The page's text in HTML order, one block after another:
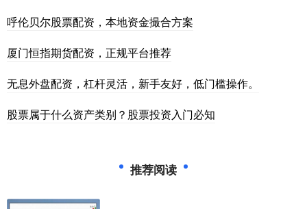
呼伦贝尔股票配资，本地资金撮合方案
厦门恒指期货配资，正规平台推荐
无息外盘配资，杠杆灵活，新手友好，低门槛操作。
股票属于什么资产类别？股票投资入门必知
推荐阅读